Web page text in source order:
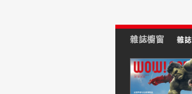
雜誌櫥窗 雜誌